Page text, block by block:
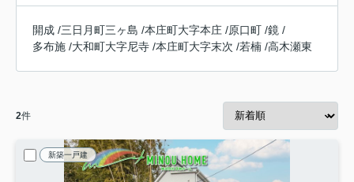
開成 /三日月町三ヶ島 /本庄町大字本庄 /原口町 /鏡 /
多布施 /大和町大字尼寺 /本庄町大字末次 /若楠 /高木瀬東
2件
新築一戸建